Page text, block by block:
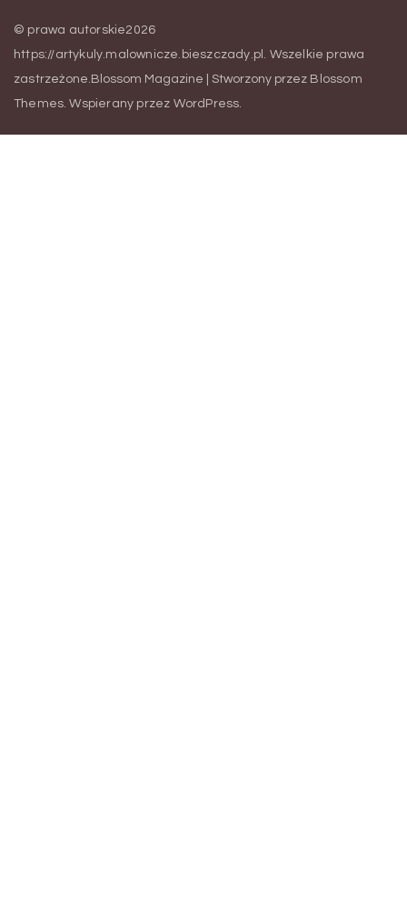
© prawa autorskie2026
https://artykuly.malownicze.bieszczady.pl
. Wszelkie prawa
zastrzeżone. Blossom Magazine | Stworzony przez Blossom
Themes Wspierany przez WordPress